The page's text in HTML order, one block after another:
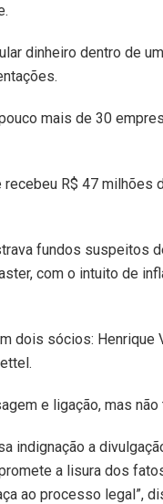
dinheiro dentro de
mais de 30
recebeu R$ 47 milhões
fundos suspeitos
com o intuito de
dois sócios: Henrique
e ligação, mas
indignação a
a lisura dos
ao processo legal”,